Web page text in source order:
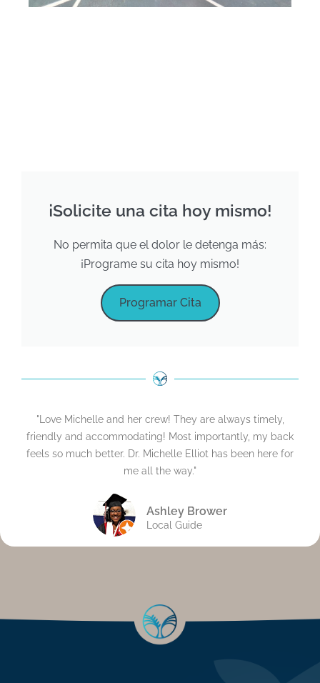
¡Solicite una cita hoy mismo!
No permita que el dolor le detenga más:
¡Programe su cita hoy mismo!
Programar Cita
"Love Michelle and her crew! They are always timely,
friendly and accommodating! Most importantly, my back
feels so much better. Dr. Michelle Elliot has been here for
me all the way."
Ashley Brower
Local Guide